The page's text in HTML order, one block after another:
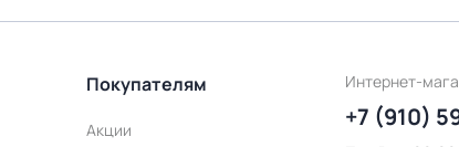
Покупателям
Акции
Интернет-
+7 (910)